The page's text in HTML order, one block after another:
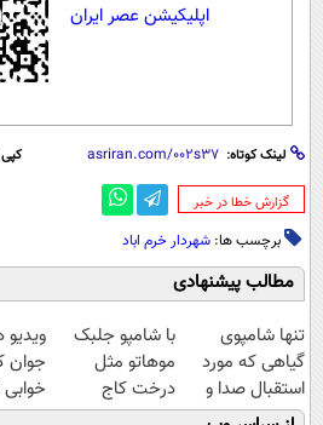
اپلیکیشن عصر ایران
لینک کوتاه:
‌گزارش خطا در خبر
برچسب ها: شهردار خرم اباد
مطالب پیشنهادی
تنها شامپوی
گیاهی که مورد
استقبال صدا و
سیما قرار گرفت
با شامپو جلبک
موهاتو مثل
درخت کاج
پرپشت
ویدیو
جوان